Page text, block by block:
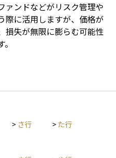
ァンドなどがリスク管理や
際に活用しますが、価格が
損失が無限に膨らむ可能性
> さ行 > た行